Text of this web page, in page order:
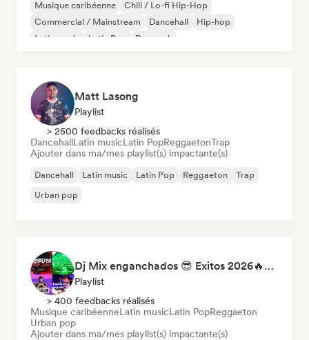
Musique caribéenne
Chill / Lo-fi Hip-Hop
Commercial / Mainstream
Dancehall
Hip-hop
Latin music
Latin Pop Pop rock
Matt Lasong
Playlist
> 2500 feedbacks réalisés
DancehallLatin musicLatin PopReggaetonTrap
Ajouter dans ma/mes playlist(s) impactante(s)
Dancehall Latin music Latin Pop Reggaeton
Trap
Urban pop
Dj Mix enganchados 😎 Exitos 2026🔥🔥🫦
Playlist
> 400 feedbacks réalisés
Musique caribéenneLatin musicLatin PopReggaeton
Urban pop
Ajouter dans ma/mes playlist(s) impactante(s)